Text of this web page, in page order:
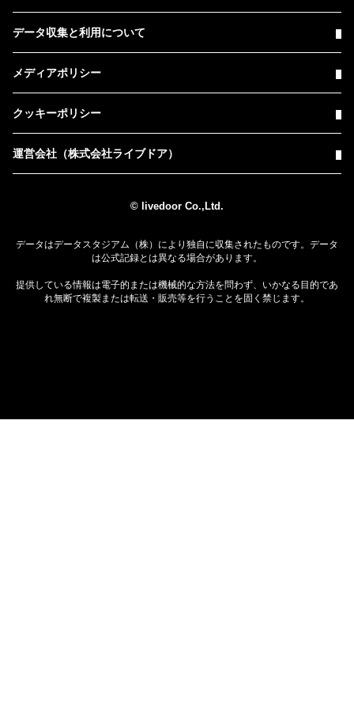
データ収集と利用について
メディアポリシー
クッキーポリシー
運営会社（株式会社ライブドア）
© livedoor Co.,Ltd.
データはデータスタジアム（株）により独自に収集されたものです。データ
は公式記録とは異なる場合があります。
提供している情報は電子的または機械的な方法を問わず、いかなる目的であ
れ無断で複製または転送・販売等を行うことを固く禁じます。